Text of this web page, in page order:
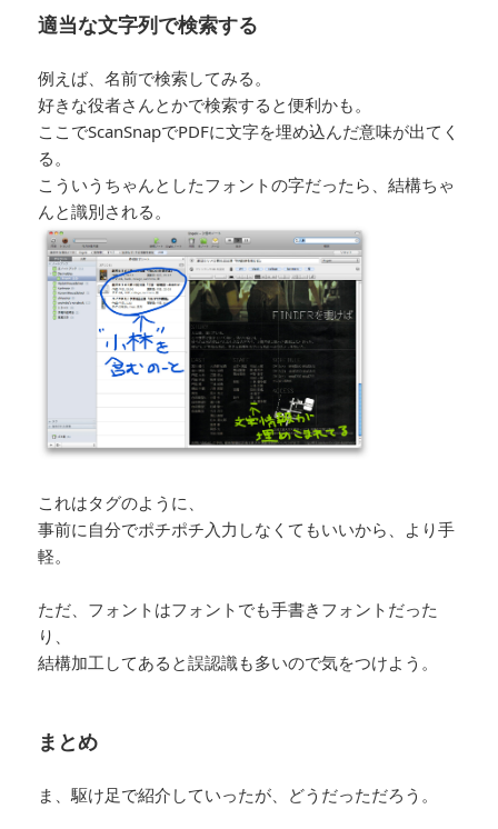
適当な文字列で検索する
例えば、名前で検索してみる。
好きな役者さんとかで検索すると便利かも。
ここでScanSnapでPDFに文字を埋め込んだ意味が出てく
る。
こういうちゃんとしたフォントの字だったら、結構ちゃ
んと識別される。
これはタグのように、
事前に自分でポチポチ入力しなくてもいいから、より手
軽。
ただ、フォントはフォントでも手書きフォントだった
り、
結構加工してあると誤認識も多いので気をつけよう。
まとめ
ま、駆け足で紹介していったが、どうだっただろう。